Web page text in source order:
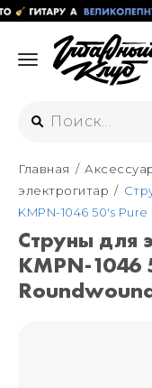
+7 (925)
Москва
+7 (925)
ул.
Санкт-
+7
Главная
электрогитар
KMPN-1046 50's
Струны для
KMPN-1046